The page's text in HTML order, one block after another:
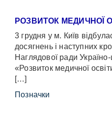
РОЗВИТОК МЕДИЧНОЇ
3 грудня у м. Київ
досягнень і наступних
Наглядової ради
«Розвиток медичної
[…]
Позначки